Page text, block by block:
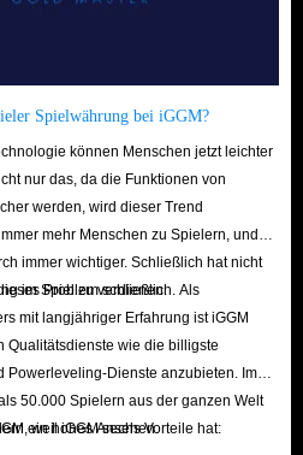
im Gacha-System. Holen Sie sich
noch heute bei IGGM!
Spielwährung bei iGGM?
können Menschen jetzt leichter
nur das, da die Funktionen von
werden, wird dieser Trend
mehr Menschen zu Spielern, und
immer wichtiger. Schließlich hat nicht
im Spiel zu verdienen.
Problem schließlich. Als
mit langjähriger Erfahrung ist iGGM
Qualitätsdienste wie die billigste
Powerleveling-Dienste anzubieten. Im
50.000 Spielern aus der ganzen Welt
ein hohes Ansehen.
weil iGGM sechs Vorteile hat: